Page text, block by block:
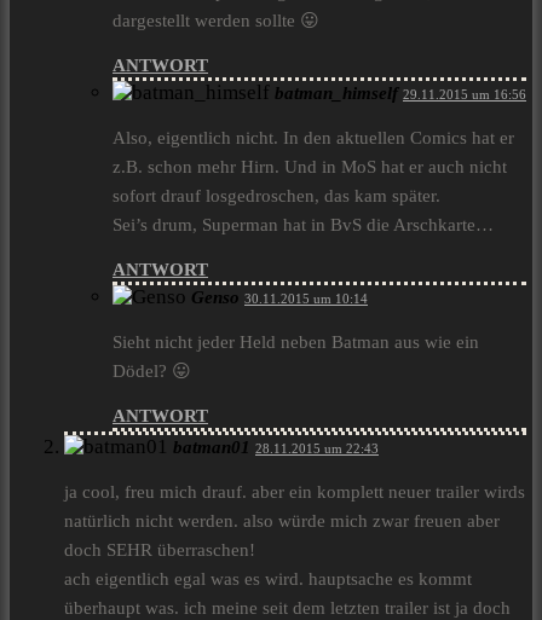
dargestellt werden sollte 😛
ANTWORT
batman_himself 29.11.2015 um 16:56
Also, eigentlich nicht. In den aktuellen Comics hat er
z.B. schon mehr Hirn. Und in MoS hat er auch nicht
sofort drauf losgedroschen, das kam später.
Sei’s drum, Superman hat in BvS die Arschkarte…
ANTWORT
Genso 30.11.2015 um 10:14
Sieht nicht jeder Held neben Batman aus wie ein
Dödel? 😛
ANTWORT
batman01 28.11.2015 um 22:43
ja cool, freu mich drauf. aber ein komplett neuer trailer wirds
natürlich nicht werden. also würde mich zwar freuen aber
doch SEHR überraschen!
ach eigentlich egal was es wird. hauptsache es kommt
überhaupt was. ich meine seit dem letzten trailer ist ja doch